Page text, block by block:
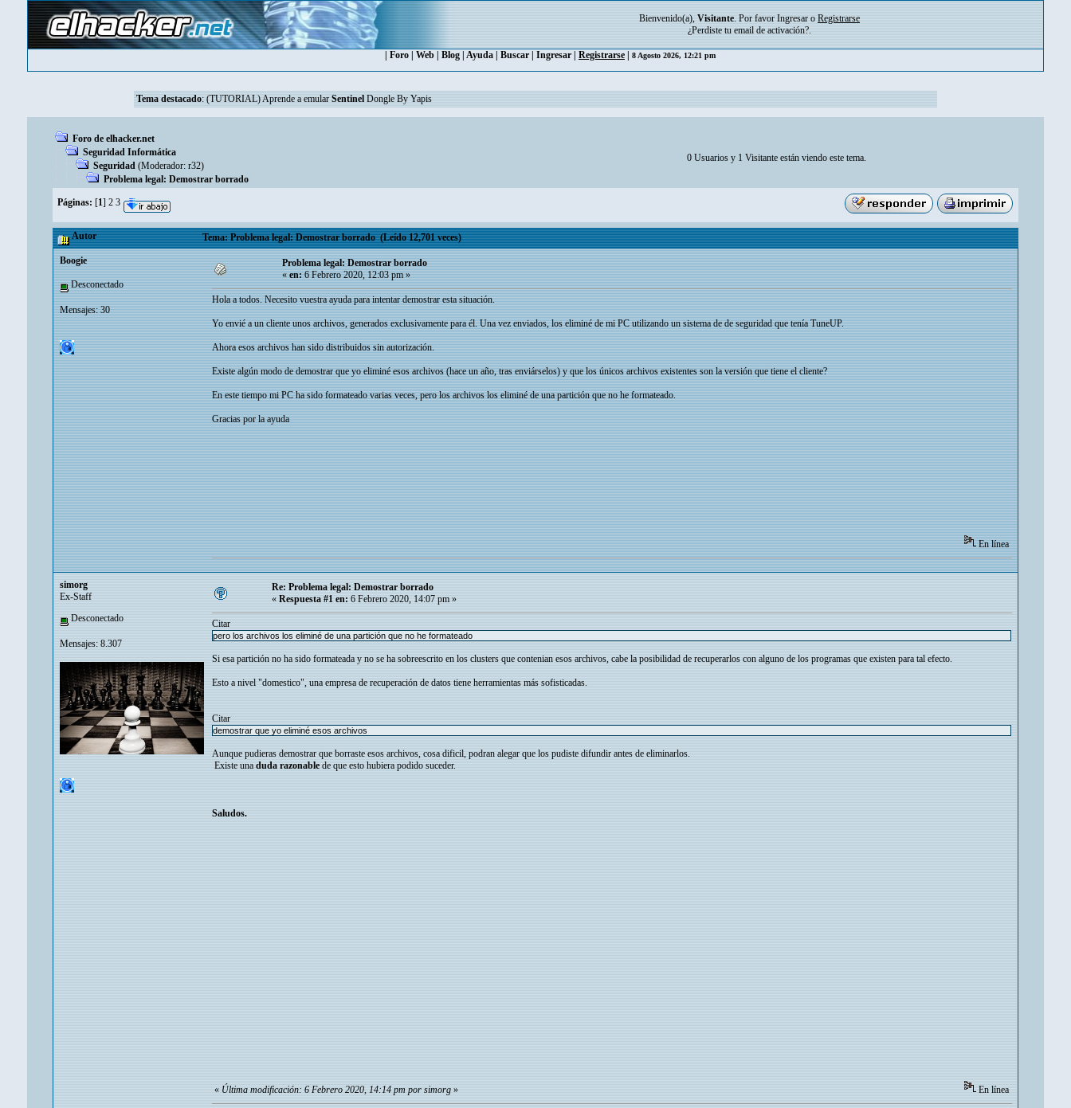
Bienvenido(a), Visitante. Por favor Ingresar o Registrarse
¿Perdiste tu email de activación?.
Foro Web Blog Ayuda Buscar Ingresar Registrarse 8 Agosto 2026, 12:21 pm
Tema destacado: (TUTORIAL) Aprende a emular Sentinel Dongle By Yapis
Foro de elhacker.net
Seguridad Informática
Seguridad (Moderador: r32)
Problema legal: Demostrar borrado
0 Usuarios y 1 Visitante están viendo este tema.
Páginas: [1] 2 3
Autor Tema: Problema legal: Demostrar borrado (Leído 12,701 veces)
Boogie
Desconectado
Mensajes: 30
Problema legal: Demostrar borrado
«en:6 Febrero 2020, 12:03 pm »
Hola a todos. Necesito vuestra ayuda para intentar demostrar esta situación.
Yo envié a un cliente unos archivos, generados exclusivamente para él. Una vez enviados, los eliminé de mi PC utilizando un sistema de de seguridad que tenía TuneUP.
Ahora esos archivos han sido distribuidos sin autorización.
Existe algún modo de demostrar que yo eliminé esos archivos (hace un año, tras enviárselos) y que los únicos archivos existentes son la versión que tiene el cliente?
En este tiempo mi PC ha sido formateado varias veces, pero los archivos los eliminé de una partición que no he formateado.
Gracias por la ayuda
En línea
simorg
Ex-Staff
Desconectado
Mensajes: 8.307
Re: Problema legal: Demostrar borrado
« Respuesta #1 en: 6 Febrero 2020, 14:07 pm »
Citar
pero los archivos los eliminé de una partición que no he formateado
Si esa partición no ha sido formateada y no se ha sobreescrito en los clusters que contenian esos archivos, cabe la posibilidad de recuperarlos con alguno de los programas que existen para tal efecto.
Esto a nivel "domestico", una empresa de recuperación de datos tiene herramientas más sofisticadas.
Citar
demostrar que yo eliminé esos archivos
Aunque pudieras demostrar que borraste esos archivos, cosa dificil, podran alegar que los pudiste difundir antes de eliminarlos.
Existe una duda razonable de que esto hubiera podido suceder.
Saludos.
« Última modificación: 6 Febrero 2020, 14:14 pm por simorg » En línea